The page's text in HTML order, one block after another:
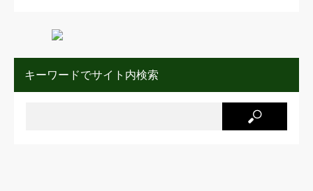
キーワードでサイト内検索